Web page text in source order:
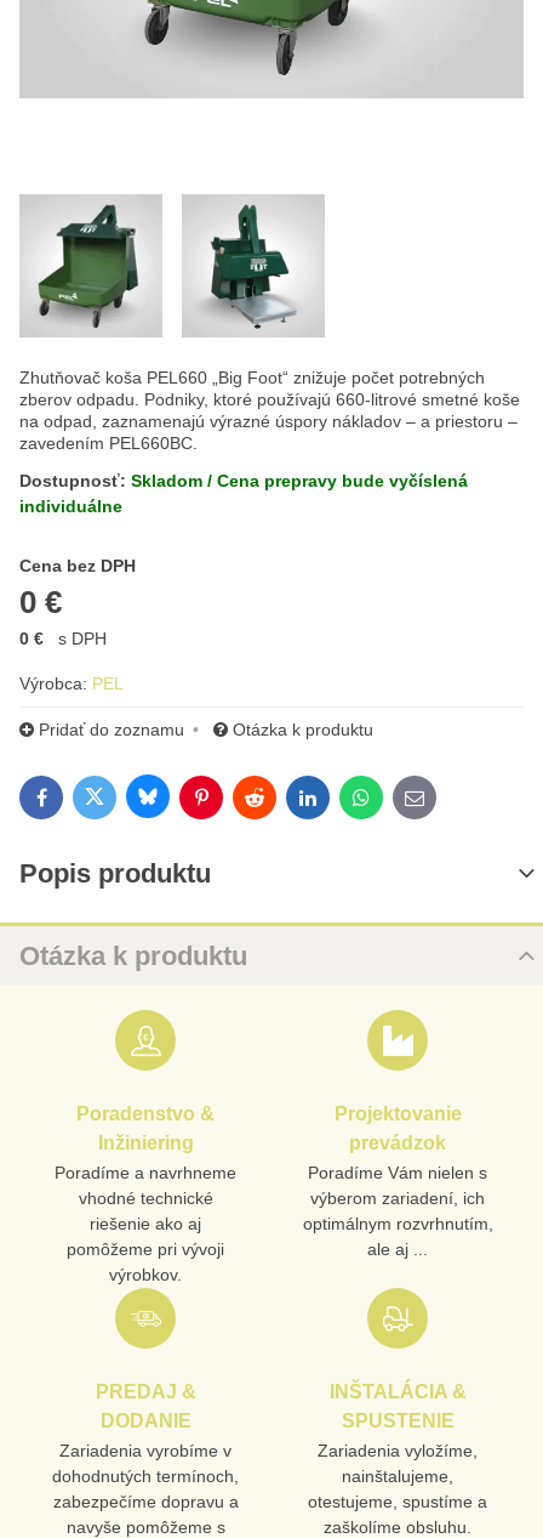
Zhutňovač koša PEL660 „Big Foot“ znižuje počet potrebných
zberov odpadu. Podniky, ktoré používajú 660-litrové smetné koše
na odpad, zaznamenajú výrazné úspory nákladov – a priestoru –
zavedením PEL660BC.
Dostupnosť: Skladom / Cena prepravy bude vyčíslená
individuálne
Cena bez DPH
0 €
Cena s DPH
0 € s DPH
Výrobca: PEL
Pridať do zoznamu Otázka k produktu
FacebookTwitterBlueskyPinterestRedditLinkedInWhatsApp
E-mail
Popis produktu
Otázka k produktu
VÁŠ E-MAIL
VAŠA OTÁZKA K PRODUKTU
Poradenstvo &
Inžiniering
Poradíme a navrhneme
vhodné technické
riešenie ako aj
pomôžeme pri vývoji
výrobkov.
Projektovanie
prevádzok
Poradíme Vám nielen s
výberom zariadení, ich
optimálnym rozvrhnutím,
ale aj ...
PREDAJ &
DODANIE
Zariadenia vyrobíme v
dohodnutých termínoch,
zabezpečíme dopravu a
navyše pomôžeme s
INŠTALÁCIA &
SPUSTENIE
Zariadenia vyložíme,
nainštalujeme,
otestujeme, spustíme a
zaškolíme obsluhu.